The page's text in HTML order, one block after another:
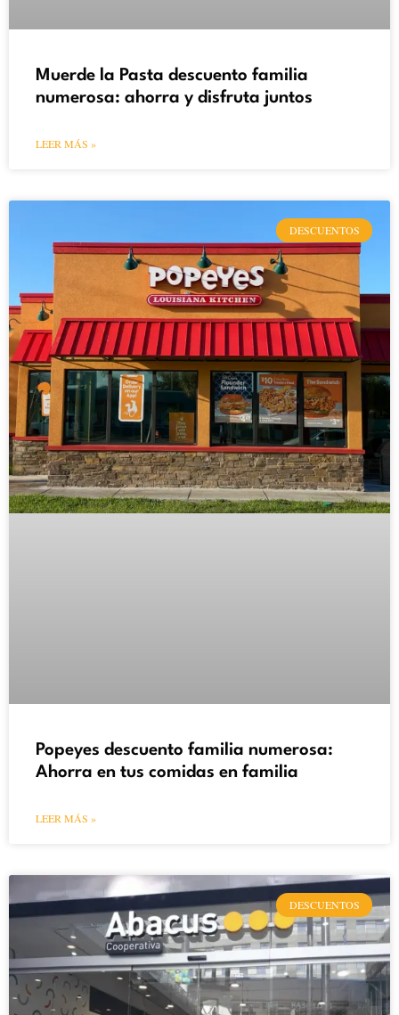
Muerde la Pasta descuento familia
numerosa: ahorra y disfruta juntos
LEER MÁS »
DESCUENTOS
Popeyes descuento familia numerosa:
Ahorra en tus comidas en familia
LEER MÁS »
DESCUENTOS